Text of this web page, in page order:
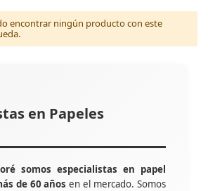
encontrar ningún producto con este
en Papeles
somos especialistas en papel
de 60 años en el mercado. Somos